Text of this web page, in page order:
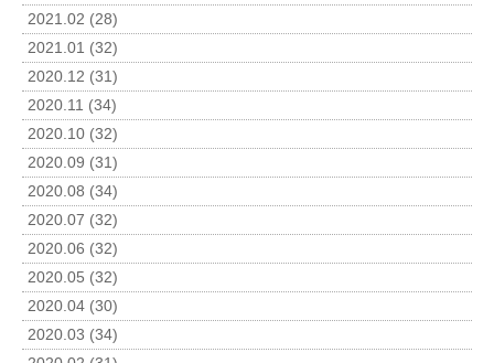
2021.02 (28)
2021.01 (32)
2020.12 (31)
2020.11 (34)
2020.10 (32)
2020.09 (31)
2020.08 (34)
2020.07 (32)
2020.06 (32)
2020.05 (32)
2020.04 (30)
2020.03 (34)